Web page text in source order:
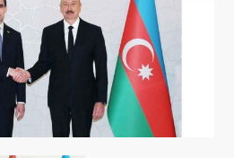
BÖLÜMI
MAÝA GOÝUMLAR